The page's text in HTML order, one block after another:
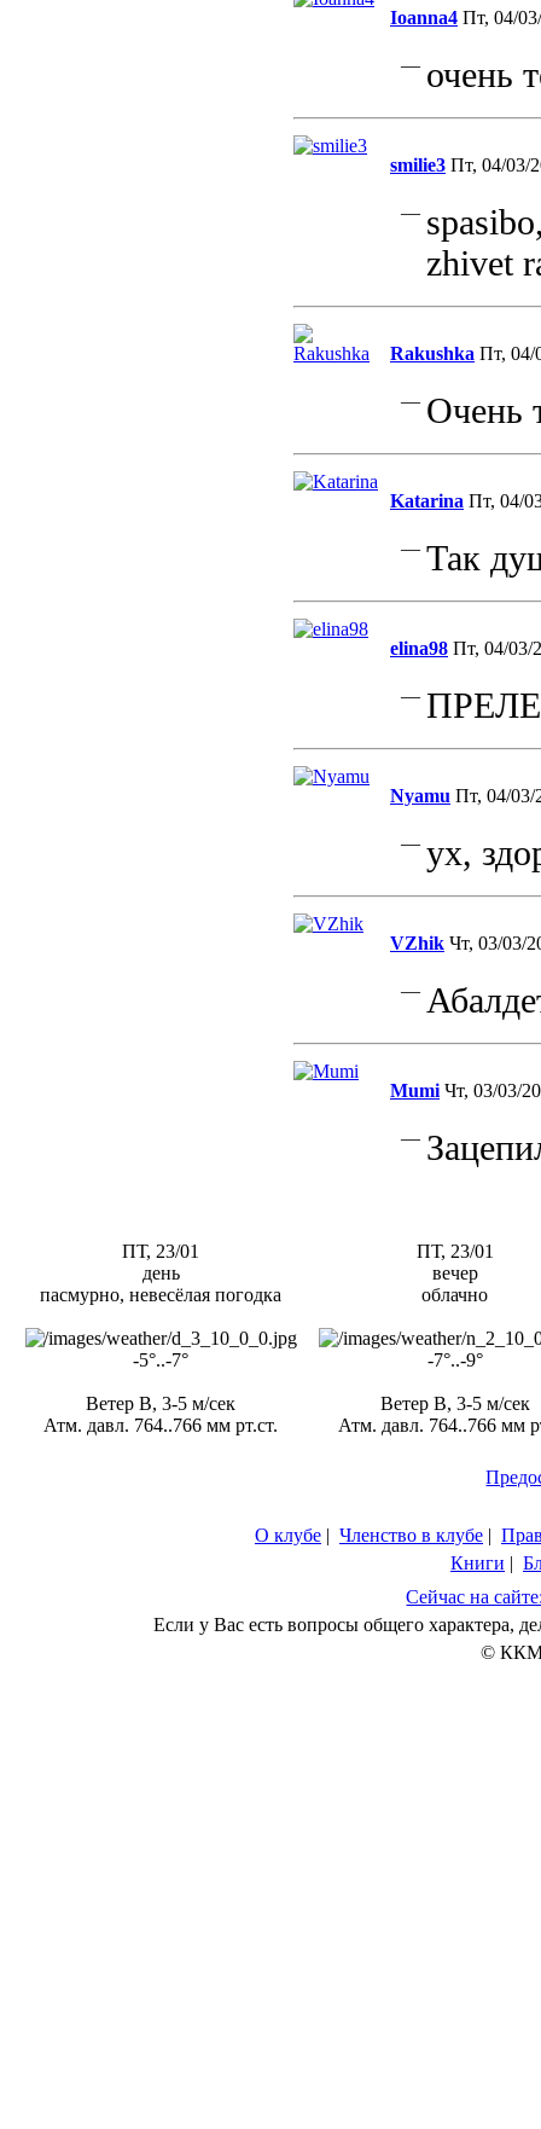
Ioanna4 Пт, 04/
— очень
smilie3 Пт, 04/03/
—
zhivet
Rakushka Пт, 04/
— Очень
Katarina Пт, 04/
— Так
elina98 Пт, 04/03/
—
Nyamu Пт, 04/03/
— ух,
VZhik Чт, 03/03/
—
Mumi Чт, 03/03/
—
ПТ, 23/01
день
пасмурно, невесёлая погодка
-5°..-7°
Ветер В, 3-5 м/сек
Атм. давл. 764..766 мм рт.ст.
ПТ, 23/01
вечер
облачно
-7°..-9°
Ветер В, 3-5 м/сек
Атм. давл. 764..766 мм
О клубе | Членство в клубе |
Книги |
Сейчас на
Если у Вас есть вопросы общего характера,
© ККМ